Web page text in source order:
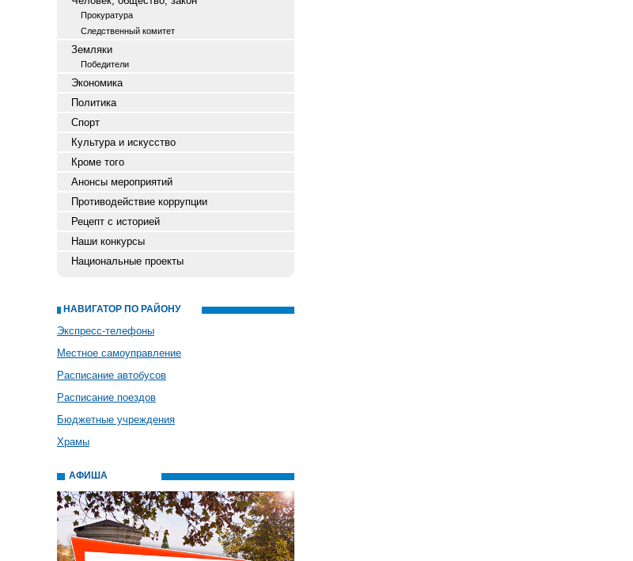
Прокуратура
Следственный комитет
Земляки
Победители
Экономика
Политика
Спорт
Культура и искусство
Кроме того
Анонсы мероприятий
Противодействие коррупции
Рецепт с историей
Наши конкурсы
Национальные проекты
НАВИГАТОР ПО РАЙОНУ
Экспресс-телефоны
Местное самоуправление
Расписание автобусов
Расписание поездов
Бюджетные учреждения
Храмы
АФИША